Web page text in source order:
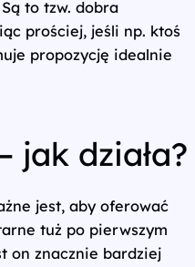
to tzw. dobra
prościej, jeśli np. ktoś
propozycję idealnie
jak działa?
jest, aby oferować
tuż po pierwszym
on znacznie bardziej